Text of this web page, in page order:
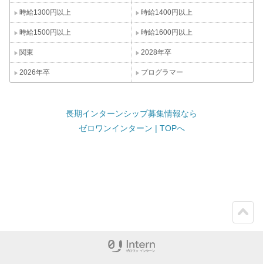
時給1300円以上 時給1400円以上
時給1500円以上 時給1600円以上
関東 2028年卒
2026年卒 プログラマー
長期インターンシップ募集情報なら
ゼロワンインターン | TOPへ